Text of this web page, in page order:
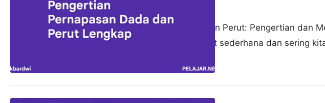
Pernapasan Dada dan Perut: Pengertian dan
tindakan yang sangat sederhana dan sering
dalam dua cara yang berbeda, yaitu